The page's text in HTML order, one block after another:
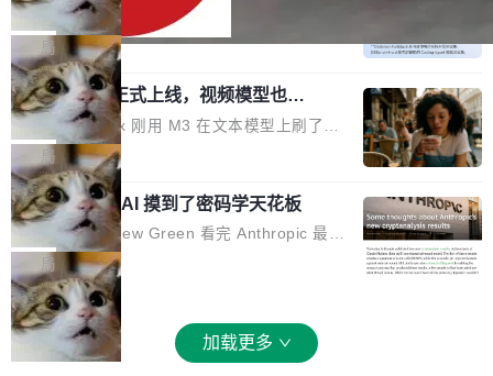
on/soloncode/releases/v2026.8.2
倍速度，2 倍价格，智商不变。 降价的理由不是
市场竞争，不是清库存，是 Sol 自己把自己优化
了。 这事分两步。第一步，OpenAI 把 GPT-5.6
Sol 部署上线。第二步，让 Sol 通过 Codex 自
己去优化自己的推理基础设施。Sol 学了 Triton
和 Gluon 两种 GPU 编程语言，重写了生产环境
的 GPU 内核，找出了哪...
式上线公测
DeepSeek V4 Flash 正式版今天上线了。模型
结构和参数规模没变，还是 MoE 284B、激活 1
3B、100 万 token 上下文——只重新做了后训
练。但改完之后，Agent 能力直接把自家 4 月发
的 Pro Preview 给干了。 九项 Agent 基准测试
全部反超。Terminal Bench 2.1 从 61.8 涨到 8
2.7，DeepSWE 从 7.3 涨到 54.4，DSBench-F
ullStack 从 37.0 涨到 68.7。不说别的，一个 Fl
ash 型号干翻了三个月前代表最高水平的 Pro 预
览版，这件事本身就够说明后训练的威力了。 跟
它一起来的还有两...
局
MiniMax H3 正式上线，视频模型也开
始玩全模态了
上个月 MiniMax 刚用 M3 在文本模型上刷了一
波存在感，今天 H3 来了——一款全模态生成模
型，而且承诺几天内开源权重。 先看能力边界。
H3 接受文本、图像、视频、声音任意组合作为
输入（它叫多模态上下文），输出带原生双声道
音频的视频，最高 15 秒 2K 分辨率。举个例
子：扔进去一段参考视频（取它的希区柯克运
镜）、一张人物图片、一段歌声录音，用自然语
言告诉模型你要什么——H3 自己搞定剩下的。
这个"自己搞定"说起来轻巧，背后的训练范式变
局
Anthropic 的 AI 摸到了密码学天花板
密码学家 Matthew Green 看完 Anthropic 最新
的密码分析成果后，写了篇博客。标题很克制：
「一些想法」，但内容不克制。 先说 Anthropic
做了什么。他们让未发布的 Claude Mythos 模
型去跑密码分析，出了两个结果：一个攻击了后
量子签名方案 HAWK，另一个是对缩减轮次 AE
局
加载更多